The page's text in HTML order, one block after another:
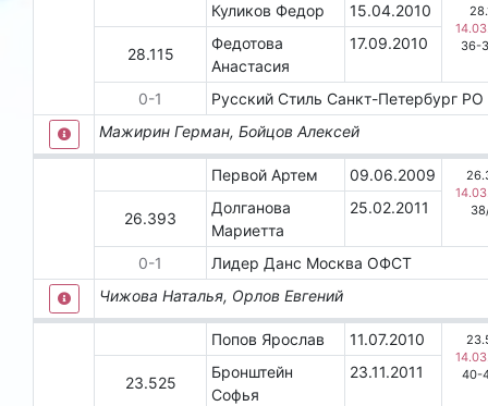
Куликов Федор 15.04.2010
36-
28.115
Федотова
Анастасия
17.09.2010
0-1 Русский СтильСанкт-Петербург РО
Мажирин Герман, Бойцов Алексей
Первой Артем 09.06.2009
38
26.393
Долганова
Мариетта
25.02.2011
0-1 Лидер Данс МоскваОФСТ
Чижова Наталья, Орлов Евгений
Попов Ярослав 11.07.2010
40-
23.525
Бронштейн
Софья
23.11.2011